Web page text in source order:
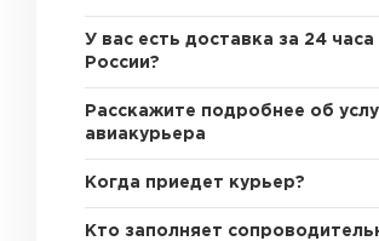
У вас есть доставка за 24 часа
России?
Расскажите подробнее об
авиакурьера
Когда приедет курьер?
Кто заполняет